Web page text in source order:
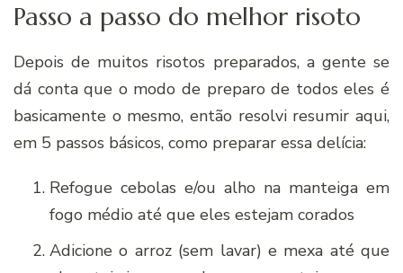
Passo a passo do melhor risoto
Depois de muitos risotos preparados, a gente se
dá conta que o modo de preparo de todos eles é
basicamente o mesmo, então resolvi resumir aqui,
em 5 passos básicos, como preparar essa delícia:
Refogue cebolas e/ou alho na manteiga em
fogo médio até que eles estejam corados
Adicione o arroz (sem lavar) e mexa até que